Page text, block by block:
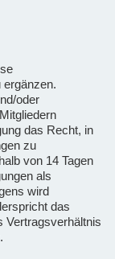
ergänzen.
oder
das Recht, in
zu
von 14 Tagen
als
wird
das
Vertragsverhältnis